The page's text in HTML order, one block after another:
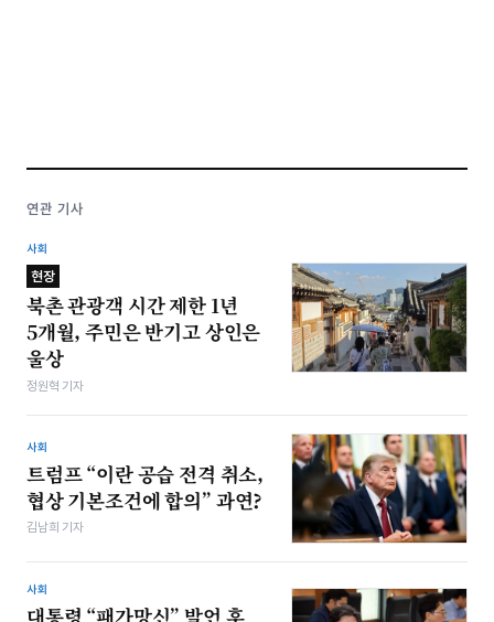
연관 기사
사회
현장
북촌 관광객 시간 제한 1년
5개월, 주민은 반기고 상인은
울상
정원혁 기자
사회
트럼프 “이란 공습 전격 취소,
협상 기본조건에 합의” 과연?
김남희 기자
사회
대통령 “패가망신” 발언 후